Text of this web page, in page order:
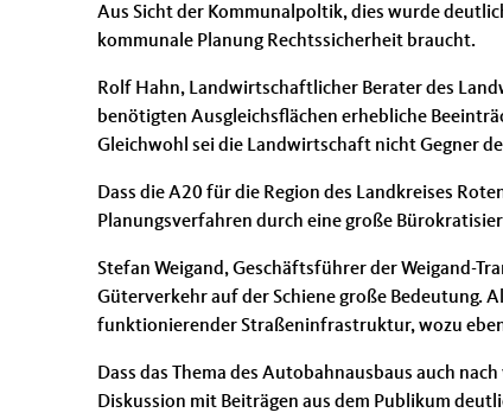
Aus Sicht der Kommunalpoltik, dies wurde
kommunale Planung Rechtssicherheit braucht.
Rolf Hahn, Landwirtschaftlicher Berater des
benötigten Ausgleichsflächen erhebliche
Gleichwohl sei die Landwirtschaft nicht Gegner
Dass die A20 für die Region des Landkreises
Planungsverfahren durch eine große
Stefan Weigand, Geschäftsführer der Weigand-
Güterverkehr auf der Schiene große Bedeutung.
funktionierender Straßeninfrastruktur, wozu
Dass das Thema des Autobahnausbaus auch
Diskussion mit Beiträgen aus dem Publikum